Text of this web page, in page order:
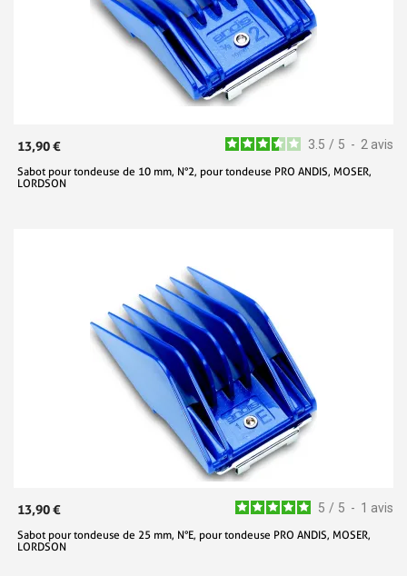
3.5 / 5 - 2 avis
13,90 €
Sabot pour tondeuse de 10 mm, N°2, pour tondeuse PRO ANDIS, MOSER,
LORDSON
5 / 5 - 1 avis
13,90 €
Sabot pour tondeuse de 25 mm, N°E, pour tondeuse PRO ANDIS, MOSER,
LORDSON